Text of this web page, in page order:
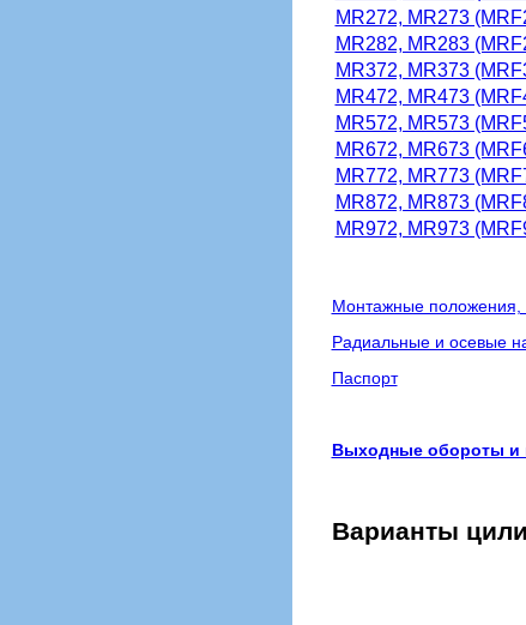
MR272, MR273
MR282, MR283
MR372, MR373
MR472, MR473
MR572, MR573
MR672, MR673
MR772, MR773
MR872, MR873
MR972, MR973
Монтажные положения,
Радиальные и осевые
Паспорт
Выходные обороты и
Варианты